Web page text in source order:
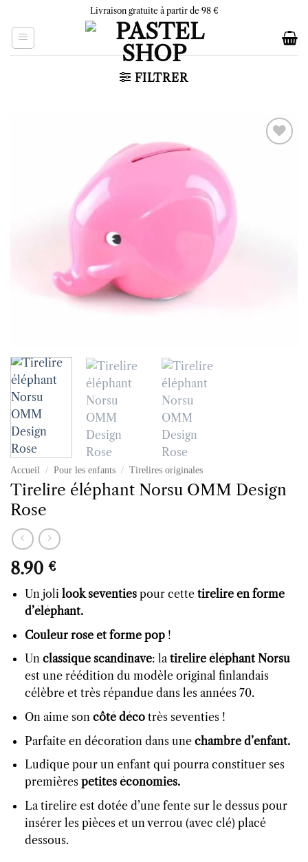
content
Livraison gratuite à partir de 98 €
FILTRER
Accueil / Pour les enfants / Tirelires originales
Tirelire éléphant Norsu OMM Design
Rose
8.90 €
Un joli look seventiespour cette tirelire en forme
d’éléphant.
Couleur rose et forme pop!
Un classique scandinave: latirelire éléphant Norsu
est une réédition du modèle original finlandais
célèbre et très répandue dans les années 70.
On aime son côté décotrès seventies !
Parfaite en décoration dans une chambre d’enfant.
Ludique pour un enfant qui pourra constituer ses
premières petites économies.
La tirelire est dotée d’une fente sur le dessus pour
insérer les pièces et un verrou (avec clé) placé
dessous.